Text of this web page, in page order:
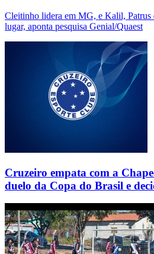
Cleitinho lidera em MG, e Kalil, Patrus
lugar, aponta pesquisa Genial/Quaest
Cruzeiro empata com a
duelo da Copa do Brasil e